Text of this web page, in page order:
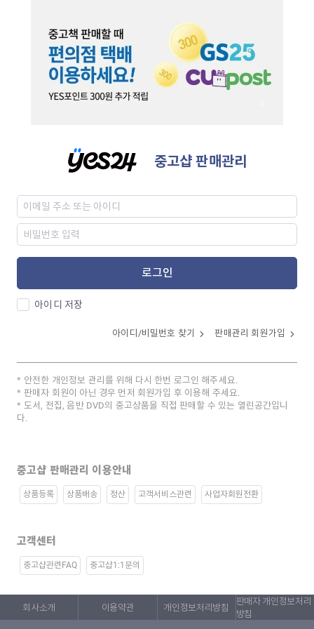
중고샵 판매관리
로그인
아이디 저장
아이디/비밀번호 찾기 판매관리 회원가입
안전한 개인정보 관리를 위해 다시 한번 로그인 해주세요.
판매자 회원이 아닌 경우 먼저 회원가입 후 이용해 주세요.
도서, 전집, 음반 DVD의 중고상품을 직접 판매할 수 있는 열린공간입니
다.
중고샵 판매관리 이용안내
상품등록 상품배송 정산 고객서비스관련 사업자회원전환
고객센터
중고샵관련FAQ 중고샵1:1문의
회사소개 이용약관 개인정보처리방침
판매자 개인정보처리
방침